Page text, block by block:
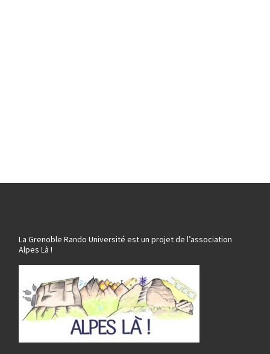
La Grenoble Rando Université est un projet de l’association
Alpes Là !